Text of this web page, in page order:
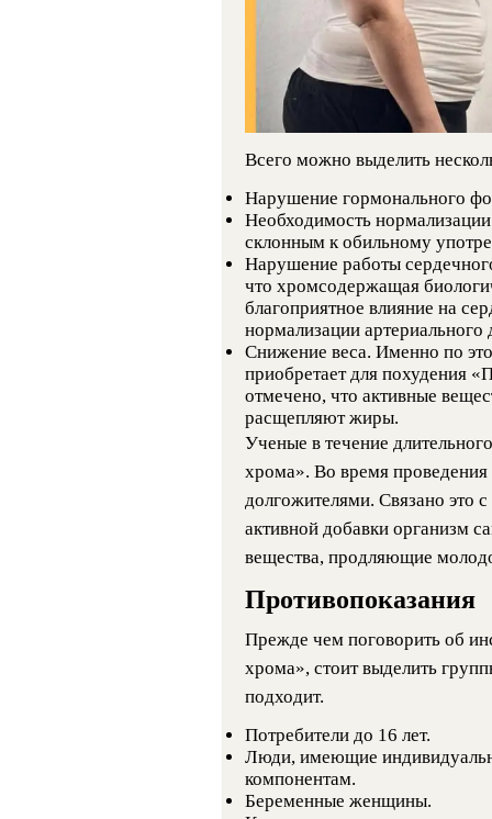
Всего можно выделить
Нарушение гормонального
Необходимость
склонным к обильному
Нарушение работы
что хромсодержащая
благоприятное влияние на
нормализации артериального
Снижение веса. Именно по
приобретает для похудения
отмечено, что активные
расщепляют жиры.
Ученые в течение
хрома». Во время
долгожителями. Связано это
активной добавки организм
вещества, продляющие
Противопоказания
Прежде чем поговорить об
хрома», стоит выделить
подходит.
Потребители до 16 лет.
Люди, имеющие
компонентам.
Беременные женщины.